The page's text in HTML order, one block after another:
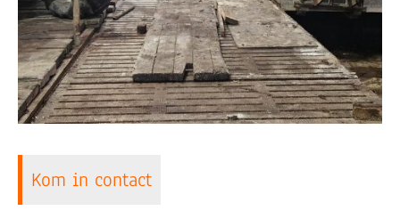
Kom in contact